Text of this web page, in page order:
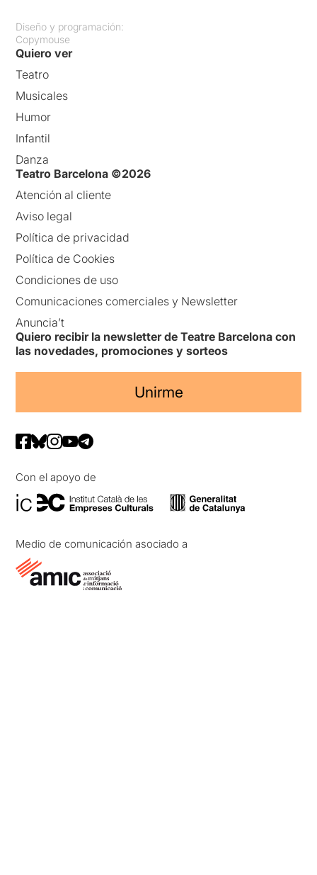
Diseño y programación:
Copymouse
Quiero ver
Teatro
Musicales
Humor
Infantil
Danza
Teatro Barcelona ©2026
Atención al cliente
Aviso legal
Política de privacidad
Política de Cookies
Condiciones de uso
Comunicaciones comerciales y Newsletter
Anuncia’t
Quiero recibir la newsletter de Teatre Barcelona con
las novedades, promociones y sorteos
Unirme
Con el apoyo de
Medio de comunicación asociado a